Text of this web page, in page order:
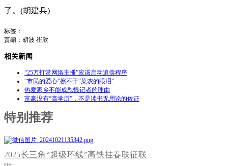
了 。 (胡建兵)
标签：
责编：胡波 崔欣
相关新闻
“25万打赏网络主播”应该启动追偿程序
“市民的爱心”擦不干“菜农的眼泪”
热爱家乡不能成怼恨记者的理由
富豪没有“高学历”，不是读书无用论的佐证
特别推荐
2025长三角“超级环线”高铁挂春联征联